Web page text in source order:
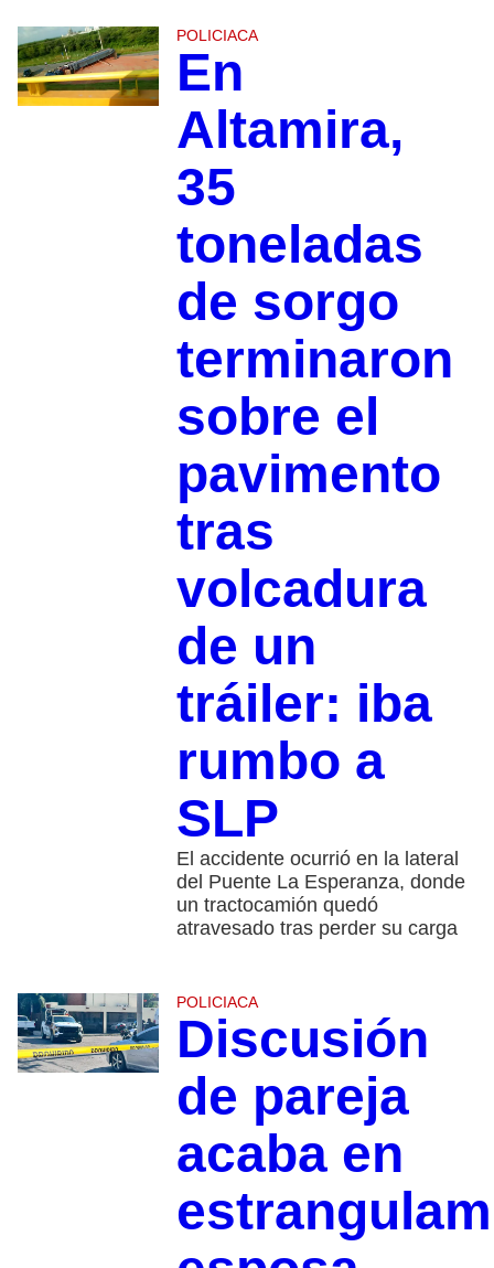
POLICIACA
En
Altamira,
35
toneladas
de sorgo
terminaron
sobre el
pavimento
tras
volcadura
de un
tráiler: iba
rumbo a
SLP
El accidente ocurrió en la lateral
del Puente La Esperanza, donde
un tractocamión quedó
atravesado tras perder su carga
POLICIACA
Discusión
de pareja
acaba en